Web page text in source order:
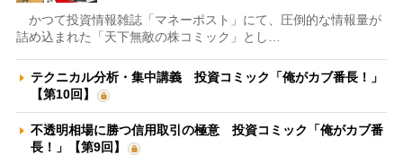
かつて投資情報雑誌「マネーポスト」にて、圧倒的な情報量が
詰め込まれた「天下無敵の株コミック」とし…
テクニカル分析・集中講義 投資コミック「俺がカブ番長！」
【第10回】
不透明相場に勝つ信用取引の極意 投資コミック「俺がカブ番
長！」【第9回】